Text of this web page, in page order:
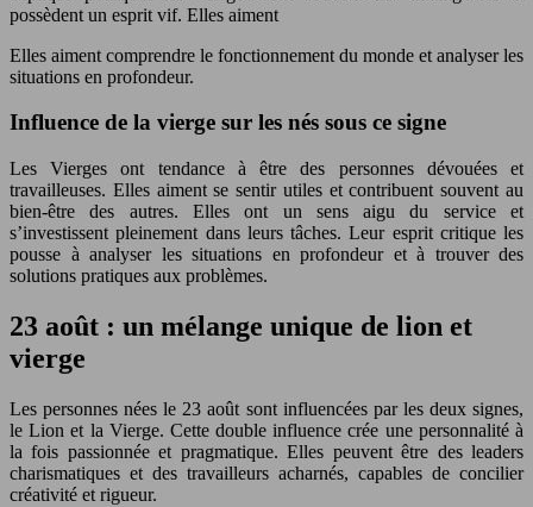
possèdent un esprit vif. Elles aiment
Elles aiment comprendre le fonctionnement du monde et analyser les
situations en profondeur.
Influence de la vierge sur les nés sous ce signe
Les Vierges ont tendance à être des personnes dévouées et
travailleuses. Elles aiment se sentir utiles et contribuent souvent au
bien-être des autres. Elles ont un sens aigu du service et
s’investissent pleinement dans leurs tâches. Leur esprit critique les
pousse à analyser les situations en profondeur et à trouver des
solutions pratiques aux problèmes.
23 août : un mélange unique de lion et
vierge
Les personnes nées le 23 août sont influencées par les deux signes,
le Lion et la Vierge. Cette double influence crée une personnalité à
la fois passionnée et pragmatique. Elles peuvent être des leaders
charismatiques et des travailleurs acharnés, capables de concilier
créativité et rigueur.